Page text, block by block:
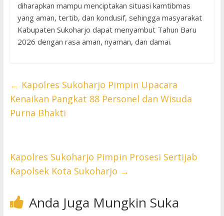
diharapkan mampu menciptakan situasi kamtibmas
yang aman, tertib, dan kondusif, sehingga masyarakat
Kabupaten Sukoharjo dapat menyambut Tahun Baru
2026 dengan rasa aman, nyaman, dan damai.
← Kapolres Sukoharjo Pimpin Upacara
Kenaikan Pangkat 88 Personel dan Wisuda
Purna Bhakti
Kapolres Sukoharjo Pimpin Prosesi Sertijab
Kapolsek Kota Sukoharjo →
Anda Juga Mungkin Suka